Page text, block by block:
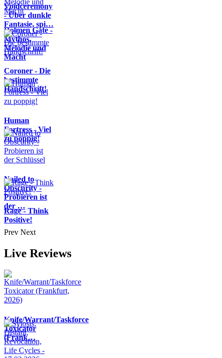
Voidceremony
- Über dunkle
Fantasie, spi…
Dolmen Gate -
Mythos,
Melodie und
Macht
Coroner - Die
bestimmte
Handschrift!
Human
Fortress - Viel
zu poppig!
Nailed to
Obscurity -
Probieren ist
der …
Rage - Think
Positive!
Prev Next
Live Reviews
Knife/Warrant/Taskforce
Toxicator
(Frank…